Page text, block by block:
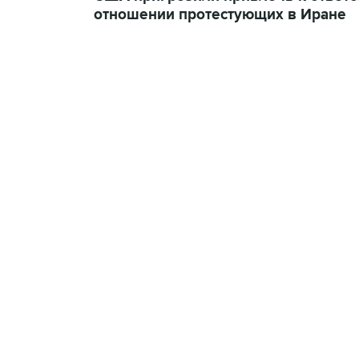
отношении протестующих в Иране